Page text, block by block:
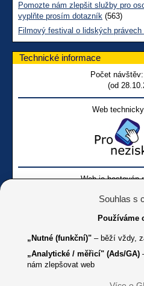
Pomozte nám zlepšit služby pro
vyplňte prosím dotazník (563)
Filmový festival o lidských právech
Technické informace
Počet návštěv:
(od
Web
Web je hostován
Souhlas s
Používáme
„Nutné (funkční)" – běží vždy,
„Analytické / měřicí" (Ads/GA)
nám zlepšovat web